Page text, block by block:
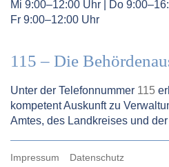
Mi 9:00–12:00 Uhr | Do
Fr 9:00–12:00 Uhr
115 – Die
Unter der Telefonnummer 115
kompetent Auskunft zu
Amtes, des Landkreises und
Impressum Datenschutz